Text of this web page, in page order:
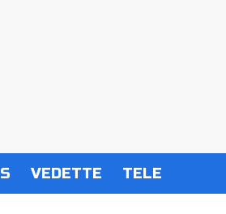
VEDETTE TELE